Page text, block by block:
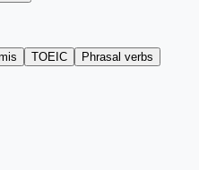
TOEIC
Phrasal verbs